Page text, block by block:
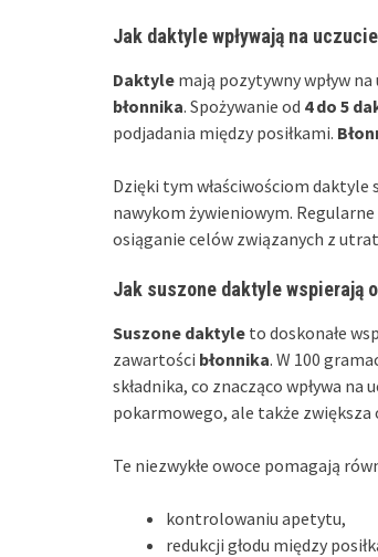
Jak daktyle wpływają na
Daktyle mają pozytywny wpływ
błonnika. Spożywanie od 4 do 5
podjadania między posiłkami.
Dzięki tym właściwościom
nawykom żywieniowym.
osiąganie celów związanych z
Jak suszone daktyle wspierają
Suszone daktyle to doskonałe
zawartości błonnika. W 100
składnika, co znacząco wpływa na
pokarmowego, ale także
Te niezwykłe owoce pomagają
kontrolowaniu apetytu,
redukcji głodu między